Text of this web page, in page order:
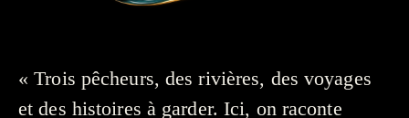
« Trois pêcheurs, des rivières, des voyages
et des histoires à garder. Ici, on raconte